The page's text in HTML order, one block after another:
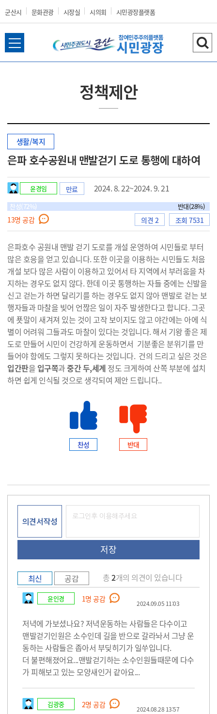
군산시 문화관광 시장실 시의회 시민광장플랫폼
군
시
홈
으
로
이
전
체
검
색
정책제안
생활/복지
은파 호수공원내 맨발걷기 도로 통행에 대하여
윤경임 만료 2024. 8. 22~2024. 9. 21
찬성(72%) 반대(28%)
13명 공감 의견 2 조회 7531
은파호수 공원내 맨발 걷기 도로를 개설 운영하여 시민들로 부터
많은 호응을 얻고 있습니다. 또한 이곳을 이용하는 시민들도 처음
개설 보다 많은 사람이 이용하고 있어서 타 지역에서 부러움을 차
지하는 경우도 없지 않다. 한데 이곳 통행하는 자들 중에는 신발을
신고 걷는가 하면 달리기를 하는 경우도 없지 않아 맨발로 걷는 보
행자들과 마찰을 빚어 언짢은 일이 자주 발생한다고 합니다. 그곳
에 푯말이 새겨져 있는 것이 고작 보이지도 않고 야간에는 아에 식
별이 어려워 그들과도 마찰이 있다는 것입니다. 해서 기왕 좋은 제
도로 만들어 시민이 건강하게 운동하면서 기분좋은 분위기를 만
들어야 함에도 그렇지 못하다는 것입니다. 건의 드리고 싶은 것은
입간판을 입구쪽과중간 두,세계 정도 크게하여 산쪽 부분에 설치
하면 쉽게 인식될 것으로 생각되여 제안 드립니다..
찬성 반대
의견서작성
최신 공감 총2개의 의견이 있습니다
윤인경 1명 공감 2024.09.05 11:03
저녁에 가보셨나요? 저녁운동하는 사람들은 다수이고
맨발걷기인원은 소수인데 길을 반으로 갈라놔서 그냥 운
동하는 사람들은 좁아서 부딪히기가 일쑤입니다.
더 불편해졌어요...맨발걷기하는 소수인원들때문에 다수
가 피해보고 있는 모양새인거 같아요...
김광중 2명 공감 2024.08.28 13:57